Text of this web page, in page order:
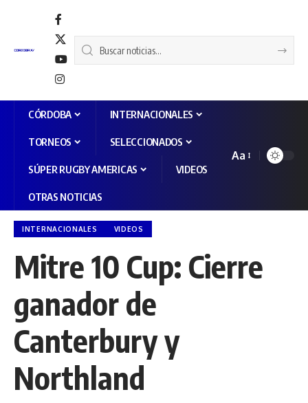
CÓRDOBA INTERNACIONALES
TORNEOS SELECCIONADOS
SÚPER RUGBY AMERICAS VIDEOS
OTRAS NOTICIAS
Aa
INTERNACIONALES VIDEOS
Mitre 10 Cup: Cierre
ganador de
Canterbury y
Northland